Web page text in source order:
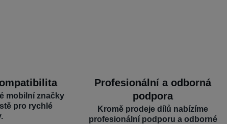
mobilní značky
pro rychlé
Profesionální a odborná
podpora
Kromě prodeje dílů nabízíme
profesionální podporu a odborné